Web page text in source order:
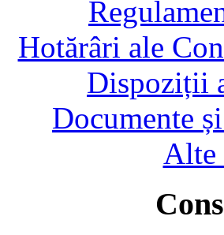
Hotărâri ale
Dispoziții
Documente
Alte